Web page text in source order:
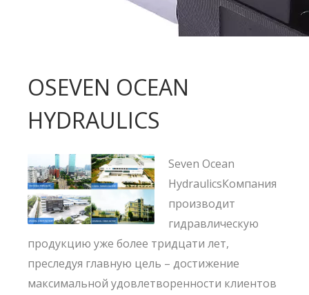
ОSEVEN OCEAN
HYDRAULICS
Seven Ocean
HydraulicsКомпания
производит
гидравлическую
продукцию уже более тридцати лет,
преследуя главную цель – достижение
максимальной удовлетворенности клиентов